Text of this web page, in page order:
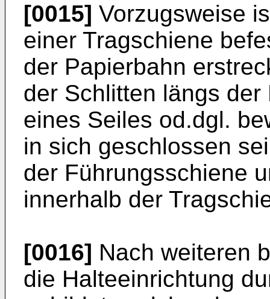
[0015] Vorzugsweise
einer Tragschiene
der Papierbahn
der Schlitten längs
eines Seiles od.dgl.
in sich geschlossen
der Führungsschiene
innerhalb der
[0016] Nach weiteren
die Halteeinrichtung